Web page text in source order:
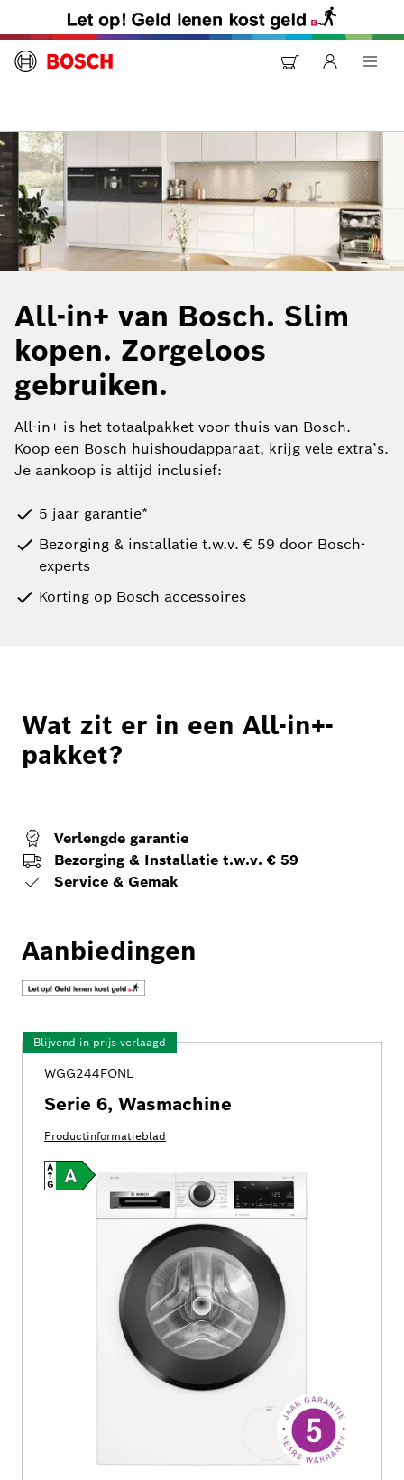
All-in+ van Bosch. Slim
kopen. Zorgeloos
gebruiken.
All-in+ is het totaalpakket voor thuis van Bosch.
Koop een Bosch huishoudapparaat, krijg vele extra’s.
Je aankoop is altijd inclusief:
5 jaar garantie*
Bezorging & installatie t.w.v. € 59 door Bosch-
experts
Korting op Bosch accessoires
Wat zit er in een All-in+-
pakket?
Verlengde garantie
Bezorging & Installatie t.w.v. € 59
Service & Gemak
Aanbiedingen
Blijvend in prijs verlaagd
WGG244FONL
Serie 6, Wasmachine
Productinformatieblad